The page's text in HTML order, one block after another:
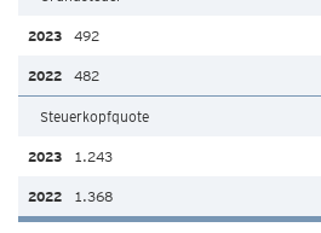
492
482
Steuerkopfquote
1.243
1.368